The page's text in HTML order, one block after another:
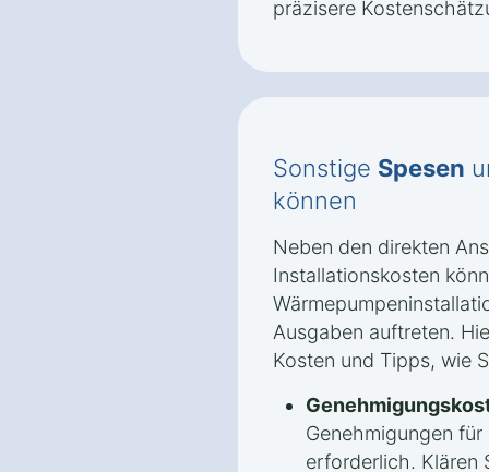
präzisere
Sonstige Spesen
können
Neben den direkten
Installationskosten
Ausgaben auftreten.
Kosten und Tipps, wie
Genehmigungen
erforderlich. Klären